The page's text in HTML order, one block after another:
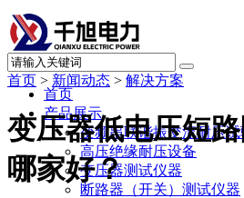
首页
产品展示
变频串联谐振交流耐压试
高压绝缘耐压设备
变压器测试仪器
断路器（开关）测试仪器
首页 > 新闻动态 > 解决方案
变压器低电压短
哪家好？